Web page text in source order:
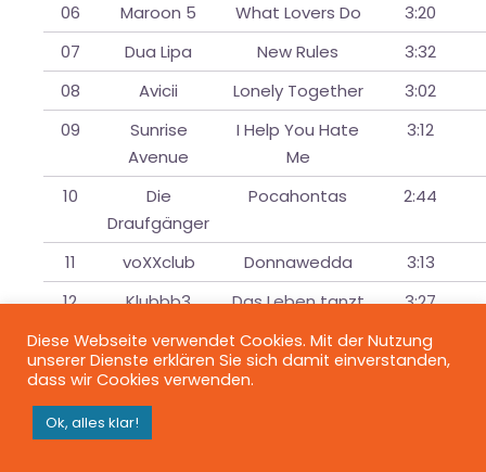
06 Maroon 5 What Lovers Do
3:20
07
Dua Lipa New Rules
3:32
08
Avicii Lonely Together
3:02
09
Sunrise
Avenue
I Help You Hate
Me
3:12
10
Die
Draufgänger
Pocahontas 2:44
11 voXXclub Donnawedda
3:13
12
Klubbb3
Das Leben tanzt
Sirtaki
3:27
13
Après Ski
Après Ski Hits -
0:20
Diese Webseite verwendet Cookies. Mit der Nutzung
unserer Dienste erklären Sie sich damit einverstanden,
dass wir Cookies verwenden.
Ok, alles klar!